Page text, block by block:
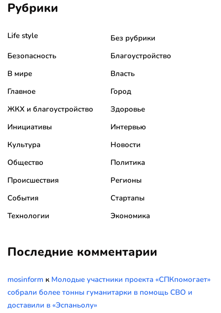
Рубрики
Life style
Без рубрики
Безопасность
Благоустройство
В мире
Власть
Главное
Город
ЖКХ и благоустройство
Здоровье
Инициативы
Интервью
Культура
Новости
Общество
Политика
Происшествия
Регионы
События
Стартапы
Технологии
Экономика
Последние комментарии
mosinform к Молодые участники проекта «СПКпомогает»
собрали более тонны гуманитарки в помощь СВО и
доставили в «Эспаньолу»